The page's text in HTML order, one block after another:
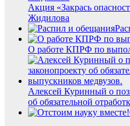
Акция «Закрась
Жидилова
О работе КПРФ по
Алексей Куринный о
об обязательной